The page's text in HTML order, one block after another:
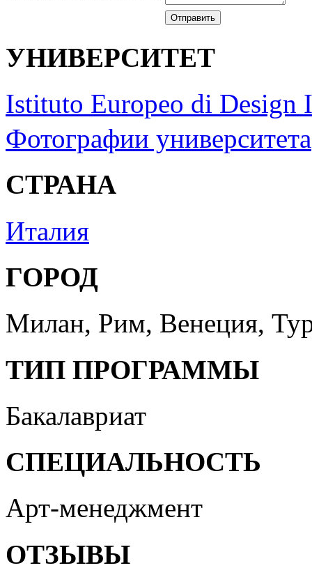
УНИВЕРСИТЕТ
Istituto Europeo di Design
Фотографии университета
СТРАНА
Италия
ГОРОД
Милан, Рим, Венеция,
ТИП ПРОГРАММЫ
Бакалавриат
СПЕЦИАЛЬНОСТЬ
Арт-менеджмент
ОТЗЫВЫ